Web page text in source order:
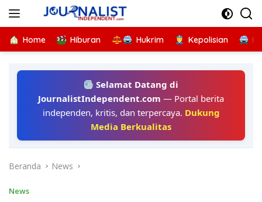
Home Hiburan Hukrim Kepolisian
Selamat Datang di
JournalistIndependent.com — Portal berita
independen, kritis, dan terpercaya. Dukung
Media Berkualitas
Beranda News
News